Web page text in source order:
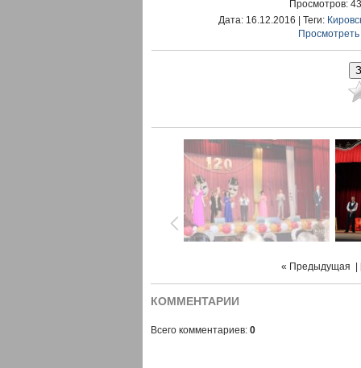
Просмотров:
Дата: 16.12.2016 | Теги:
« Предыдущая
КОММЕНТАРИИ
Всего комментариев: 0